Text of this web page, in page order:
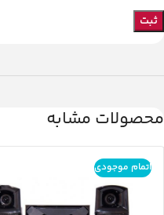
محصولات مشابه
اتمام موجودی